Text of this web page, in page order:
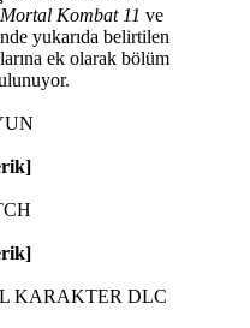
Mortal Kombat 11 ve
yukarıda belirtilen
ek olarak bölüm
KARAKTER DLC